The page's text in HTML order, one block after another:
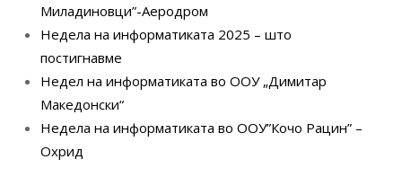
Миладиновци”-Аеродром
Недела на информатиката 2025 – што
постигнавме
Недел на информатиката во ООУ „Димитар
Македонски“
Недела на информатиката во ООУ”Кочо Рацин” –
Охрид